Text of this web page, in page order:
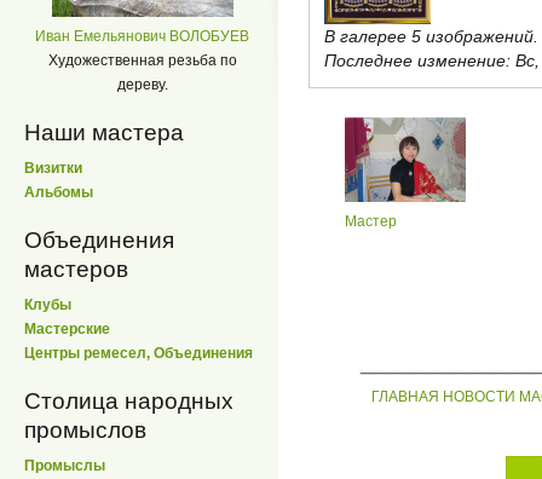
Иван Емельянович ВОЛОБУЕВ
Художественная резьба по
дереву.
Наши мастера
Визитки
Альбомы
Объединения
мастеров
Клубы
Мастерские
Центры ремесел, Объединения
Столица народных
промыслов
Промыслы
В галерее 5 изображений.
Последнее изменение:
Мастер
ГЛАВНАЯ НОВОСТИ